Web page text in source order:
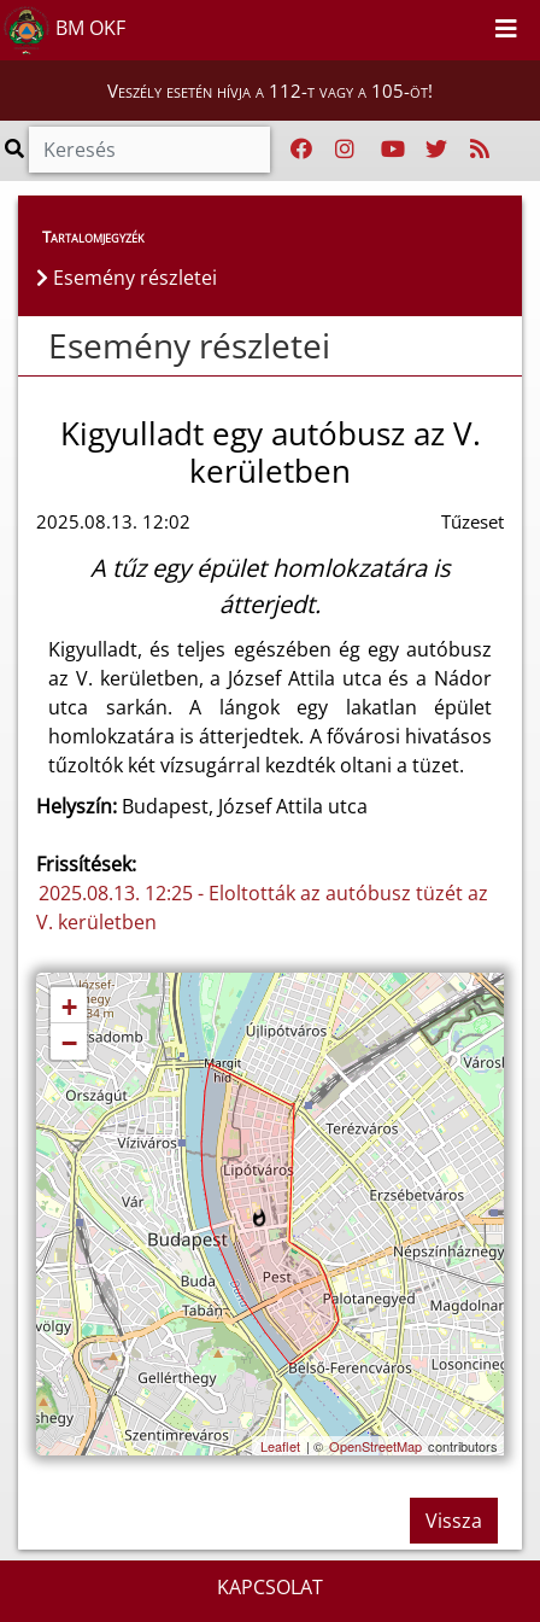
BM OKF
Veszély esetén hívja a 112-t vagy a 105-öt!
Esemény részletei
Tartalomjegyzék
Esemény részletei
Esemény részletei
Kigyulladt egy autóbusz az V.
kerületben
2025.08.13. 12:02 Tűzeset
A tűz egy épület homlokzatára is
átterjedt.
Kigyulladt, és teljes egészében ég egy autóbusz
az V. kerületben, a József Attila utca és a Nádor
utca sarkán. A lángok egy lakatlan épület
homlokzatára is átterjedtek. A fővárosi hivatásos
tűzoltók két vízsugárral kezdték oltani a tüzet.
Helyszín: Budapest, József Attila utca
Frissítések:
2025.08.13. 12:25 - Eloltották az autóbusz tüzét az
V. kerületben
+
−
Leaflet | ©OpenStreetMapcontributors
Vissza
KAPCSOLAT